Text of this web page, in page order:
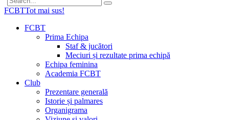
FCBTTot mai sus!
FCBT
Prima Echipa
Staf & jucători
Meciuri și rezultate prima echipă
Echipa feminina
Academia FCBT
Club
Prezentare generală
Istorie și palmares
Organigrama